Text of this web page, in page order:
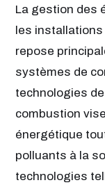
La gestion des
les installations
repose
systèmes de
technologies
combustion
énergétique
polluants à la
technologies